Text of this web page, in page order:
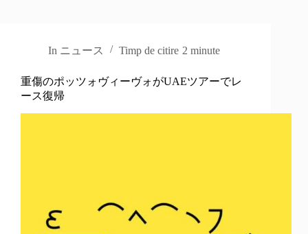
In ニュース Timp de citire 2 minute
重傷のポッツォヴィーヴォがUAEツアーでレ
ース復帰